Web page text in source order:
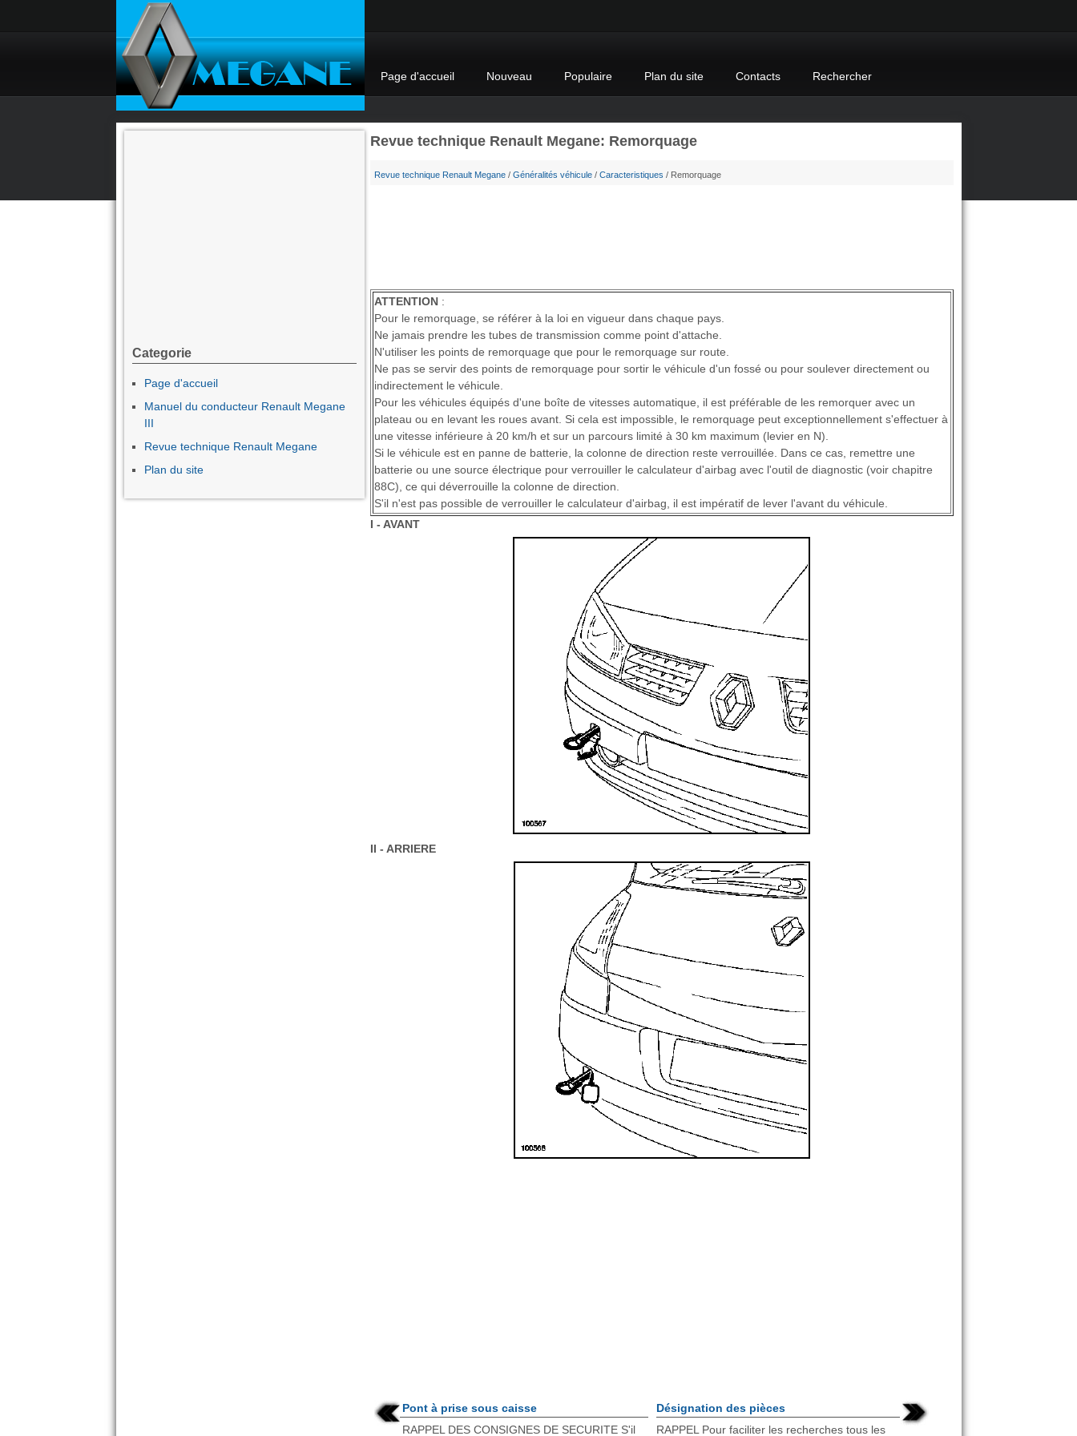
Page d'accueil Nouveau Populaire Plan du site Contacts Rechercher
Revue technique Renault Megane: Remorquage
Revue technique Renault Megane/ Généralités véhicule/ Caracteristiques / Remorquage
ATTENTION:
Pour le remorquage, se référer à la loi en vigueur dans chaque pays.
Ne jamais prendre les tubes de transmission comme point d'attache.
N'utiliser les points de remorquage que pour le remorquage sur route.
Ne pas se servir des points de remorquage pour sortir le véhicule d'un fossé ou pour soulever directement ou
indirectement le véhicule.
Pour les véhicules équipés d'une boîte de vitesses automatique, il est préférable de les remorquer avec un
plateau ou en levant les roues avant. Si cela est impossible, le remorquage peut exceptionnellement s'effectuer à
une vitesse inférieure à 20 km/h et sur un parcours limité à 30 km maximum (levier en N).
Si le véhicule est en panne de batterie, la colonne de direction reste verrouillée. Dans ce cas, remettre une
batterie ou une source électrique pour verrouiller le calculateur d'airbag avec l'outil de diagnostic (voir chapitre
88C), ce qui déverrouille la colonne de direction.
S'il n'est pas possible de verrouiller le calculateur d'airbag, il est impératif de lever l'avant du véhicule.
I - AVANT
II - ARRIERE
Pont à prise sous caisse
RAPPEL DES CONSIGNES DE SECURITE S'il
Désignation des pièces
RAPPEL Pour faciliter les recherches tous les
Categorie
Page d'accueil
Manuel du conducteur Renault Megane
III
Revue technique Renault Megane
Plan du site